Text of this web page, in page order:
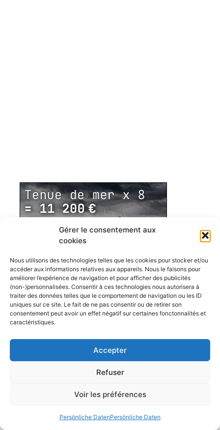
Gérer le consentement aux
cookies
Nous utilisons des technologies telles que les cookies pour stocker et/ou
accéder aux informations relatives aux appareils. Nous le faisons pour
améliorer l’expérience de navigation et pour afficher des publicités
(non-)personnalisées. Consentir à ces technologies nous autorisera à
traiter des données telles que le comportement de navigation ou les ID
uniques sur ce site. Le fait de ne pas consentir ou de retirer son
consentement peut avoir un effet négatif sur certaines fonctonnalités et
caractéristiques.
Accepter
Refuser
Voir les préférences
Persönliche DatenPersönliche Daten